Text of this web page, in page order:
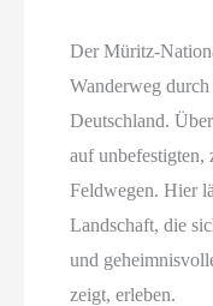
Der Müritz-
Wanderweg
Deutschland.
auf unbefestigten,
Feldwegen. Hier
Landschaft, die
und
zeigt, erleben.